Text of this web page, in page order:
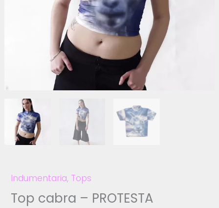
Indumentaria, Tops
Top cabra – PROTESTA